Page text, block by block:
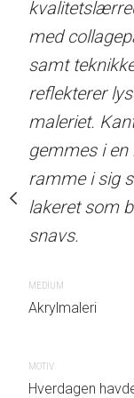
med
vådt. Detaljer i
er malet
en ramme eller
Signatur i
beskyttelse
der skete. Det
en håndfuld
med
samt
reflekterer
maleriet.
gemmes i
ramme i sig
lakeret som
snavs.
MEDIUM
Akrylmaleri
MOTIV
Hverdagen